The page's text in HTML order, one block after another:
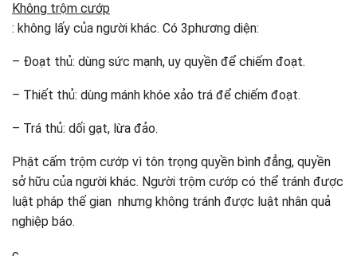
Không trộm cướp
: không lấy của người khác. Có 3phương diện:
– Đoạt thủ: dùng sức mạnh, uy quyền để chiếm đoạt.
– Thiết thủ: dùng mánh khóe xảo trá để chiếm đoạt.
– Trá thủ: dối gạt, lừa đảo.
Phật cấm trộm cướp vì tôn trọng quyền bình đẳng, quyền
sở hữu của người khác. Người trộm cướp có thể tránh được
luật pháp thế gian nhưng không tránh được luật nhân quả
nghiệp báo.